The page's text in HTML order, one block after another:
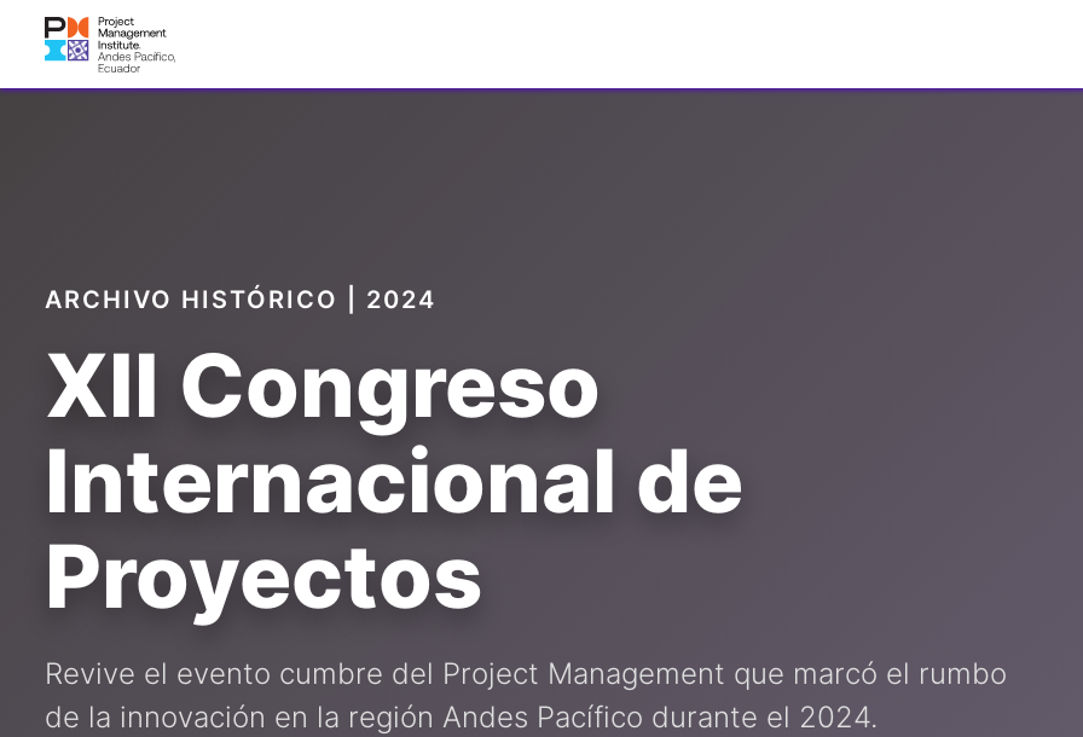
ARCHIVO HISTÓRICO | 2024
XII Congreso
Internacional de
Proyectos
Revive el evento cumbre del Project Management que marcó el rumbo
de la innovación en la región Andes Pacífico durante el 2024.